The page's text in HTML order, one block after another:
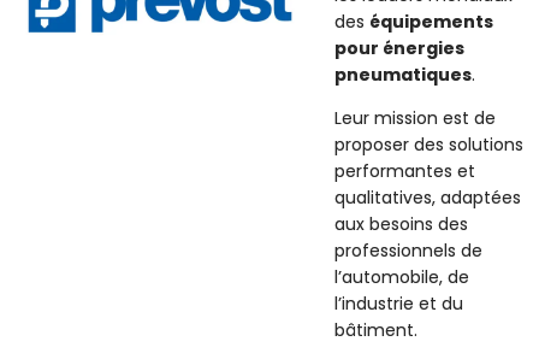
des équipements
pour énergies
pneumatiques.
Leur mission est de
proposer des solutions
performantes et
qualitatives, adaptées
aux besoins des
professionnels de
l’automobile, de
l’industrie et du
bâtiment.